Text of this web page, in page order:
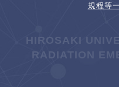
規程等
HIROSAKI
RADIATION